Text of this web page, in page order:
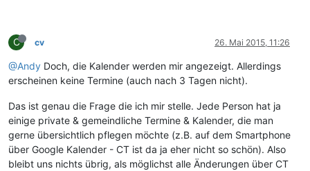
C cv 26. Mai 2015, 11:26
@Andy Doch, die Kalender werden mir angezeigt. Allerdings
erscheinen keine Termine (auch nach 3 Tagen nicht).
Das ist genau die Frage die ich mir stelle. Jede Person hat ja
einige private & gemeindliche Termine & Kalender, die man
gerne übersichtlich pflegen möchte (z.B. auf dem Smartphone
über Google Kalender - CT ist da ja eher nicht so schön). Also
bleibt uns nichts übrig, als möglichst alle Änderungen über CT